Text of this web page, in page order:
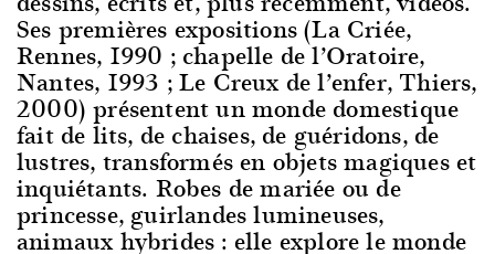
Ses premières expositions (La Criée,
Rennes, 1990 ; chapelle de l’Oratoire,
Nantes, 1993 ; Le Creux de l’enfer, Thiers,
2000) présentent un monde domestique
fait de lits, de chaises, de guéridons, de
lustres, transformés en objets magiques et
inquiétants. Robes de mariée ou de
princesse, guirlandes lumineuses,
animaux hybrides : elle explore le monde